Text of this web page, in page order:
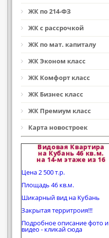
ЖК по 214-ФЗ
ЖК с рассрочкой
ЖК по мат. капиталу
ЖК Эконом класс
ЖК Комфорт класс
ЖК Бизнес класс
ЖК Премиум класс
Карта новостроек
Видовая Квартира
на Кубань 46 кв.м.
на 14-м этаже из 16
Цена 2 500 т.р.
Площадь 46 кв.м.
Шикарный вид на Кубань
Закрытая территроия!!!
Подробное описание фото и
видео - кликай сюда